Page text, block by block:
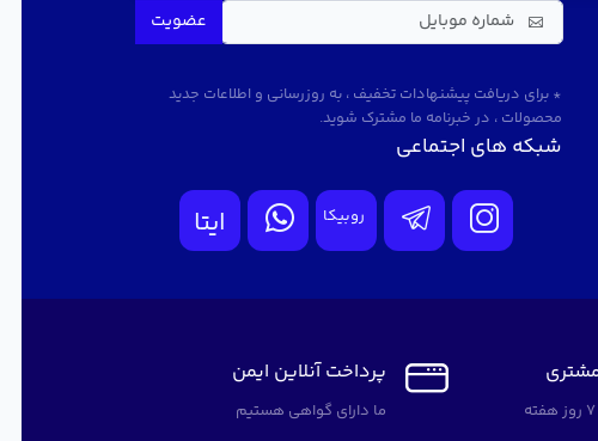
عضویت
* برای دریافت پیشنهادات تخفیف ، به روزرسانی و اطلاعات جدید
محصولات ، در خبرنامه ما مشترک شوید.
شبکه های اجتماعی
روبیکا ایتا
پرداخت آنلاین ایمن
ما دارای گواهی هستیم